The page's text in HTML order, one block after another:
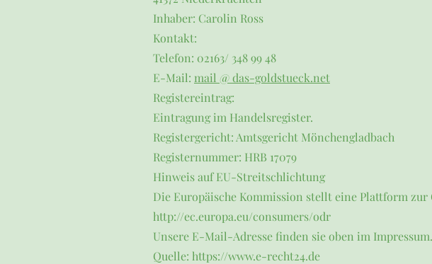
Inhaber: Carolin Ross
Kontakt:
Telefon: 02163/ 348 99 48
E-Mail: mail @ das-goldstueck.net
Registereintrag:
Eintragung im Handelsregister.
Registergericht: Amtsgericht Mönchengladbach
Registernummer: HRB 17079
Hinweis auf EU-Streitschlichtung
Die Europäische Kommission stellt eine Plattform
http://ec.europa.eu/consumers/odr
Unsere E-Mail-Adresse finden sie oben im Impressum.
Quelle: https://www.e-recht24.de